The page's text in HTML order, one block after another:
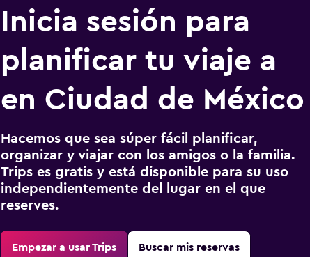
Inicia sesión para
planificar tu viaje a
en Ciudad de México
Hacemos que sea súper fácil planificar,
organizar y viajar con los amigos o la familia.
Trips es gratis y está disponible para su uso
independientemente del lugar en el que
reserves.
Empezar a usar Trips Buscar mis reservas